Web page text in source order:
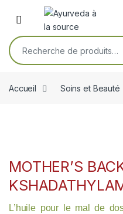
Skip to navigation
Skip to content
Open
Recherche pour :
Accueil Soins et Beauté
MOTHER’S
L’huile pour le mal de